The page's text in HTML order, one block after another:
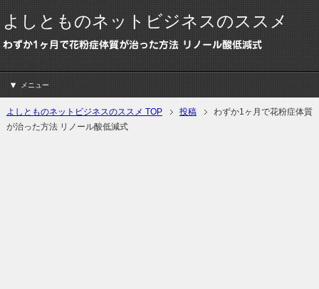
よしとものネットビジネスのススメ
わずか1ヶ月で花粉症体質が治った方法 リノール酸低減式
メニュー
よしとものネットビジネスのススメ TOP 投稿
わずか1ヶ月で花粉症体質
が治った方法 リノール酸低減式